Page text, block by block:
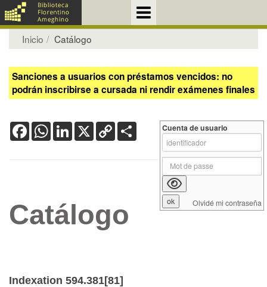
Inicio Catálogo
Sanciones a usuarios con préstamos vencidos: no
podrán inscribirse a cursada ni rendir exámenes finales
FacebookWhatsApp
LinkedIn
X Copy
Link
Catálogo
Indexation 594.381[81]
Cuenta de usuario
Olvidé mi contraseña